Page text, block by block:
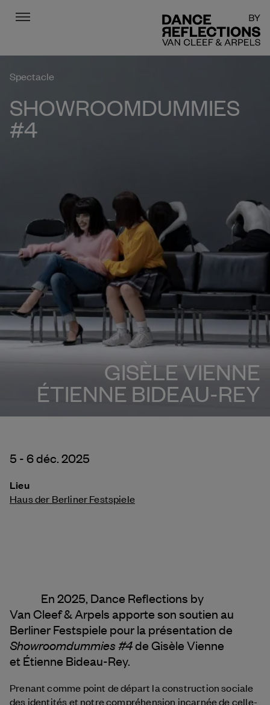
Menu
Spectacle
SHOWROOMDUMMIES
#4
GISÈLE VIENNE
ÉTIENNE BIDEAU-REY
5 - 6 déc. 2025
Lieu
Haus der Berliner Festspiele
En 2025, Dance Reflections by
Van Cleef & Arpels apporte son soutien au
Berliner Festspiele pour la présentation de
Showroomdummies #4de Gisèle Vienne
et Étienne Bideau-Rey.
Prenant comme point de départ la construction sociale
des identités et notre compréhension incarnée de celle-